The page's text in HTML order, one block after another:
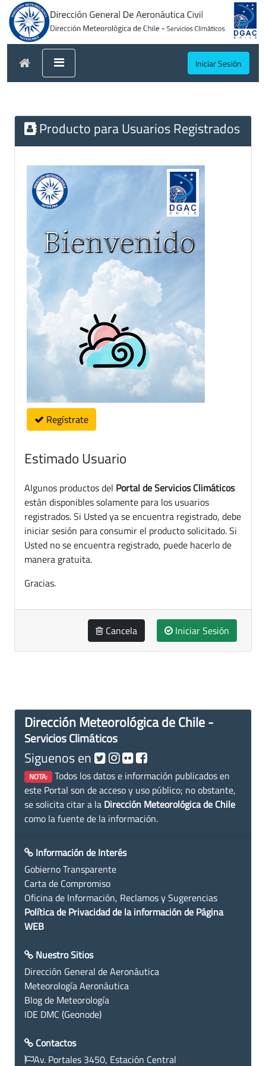
Iniciar Sesión
Producto para Usuarios Registrados
Regístrate
Estimado Usuario
Algunos productos del Portal de Servicios Climáticos
están disponibles solamente para los usuarios
registrados. Si Usted ya se encuentra registrado, debe
iniciar sesión para consumir el producto solicitado. Si
Usted no se encuentra registrado, puede hacerlo de
manera gratuita.
Gracias.
Cancela Iniciar Sesión
Dirección Meteorológica de Chile -
Servicios Climáticos
Siguenos en
NOTA: Todos los datos e información publicados en
este Portal son de acceso y uso público; no obstante,
se solicita citar a la Dirección Meteorológica de Chile
como la fuente de la información.
Información de Interés
Gobierno Transparente
Carta de Compromiso
Oficina de Información, Reclamos y Sugerencias
Política de Privacidad de la información de Página
WEB
Nuestro Sitios
Dirección General de Aeronáutica
Meteorología Aeronáutica
Blog de Meteorología
IDE DMC (Geonode)
Contactos
Av. Portales 3450, Estación Central